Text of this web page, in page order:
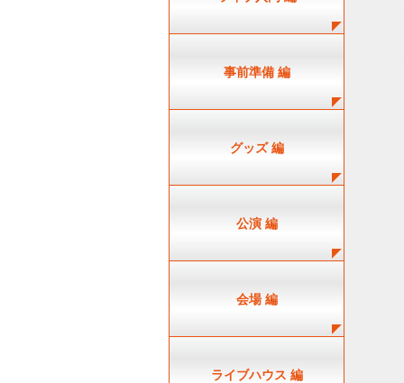
事前準備 編
グッズ 編
公演 編
会場 編
ライブハウス 編